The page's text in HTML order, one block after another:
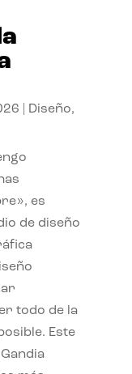
Diseño,
es
de diseño
todo de la
Este